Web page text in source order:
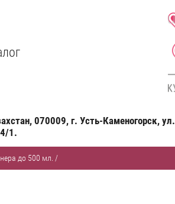
070009, г. Усть-Каменогорск, ул.
1.
до 500 мл. /